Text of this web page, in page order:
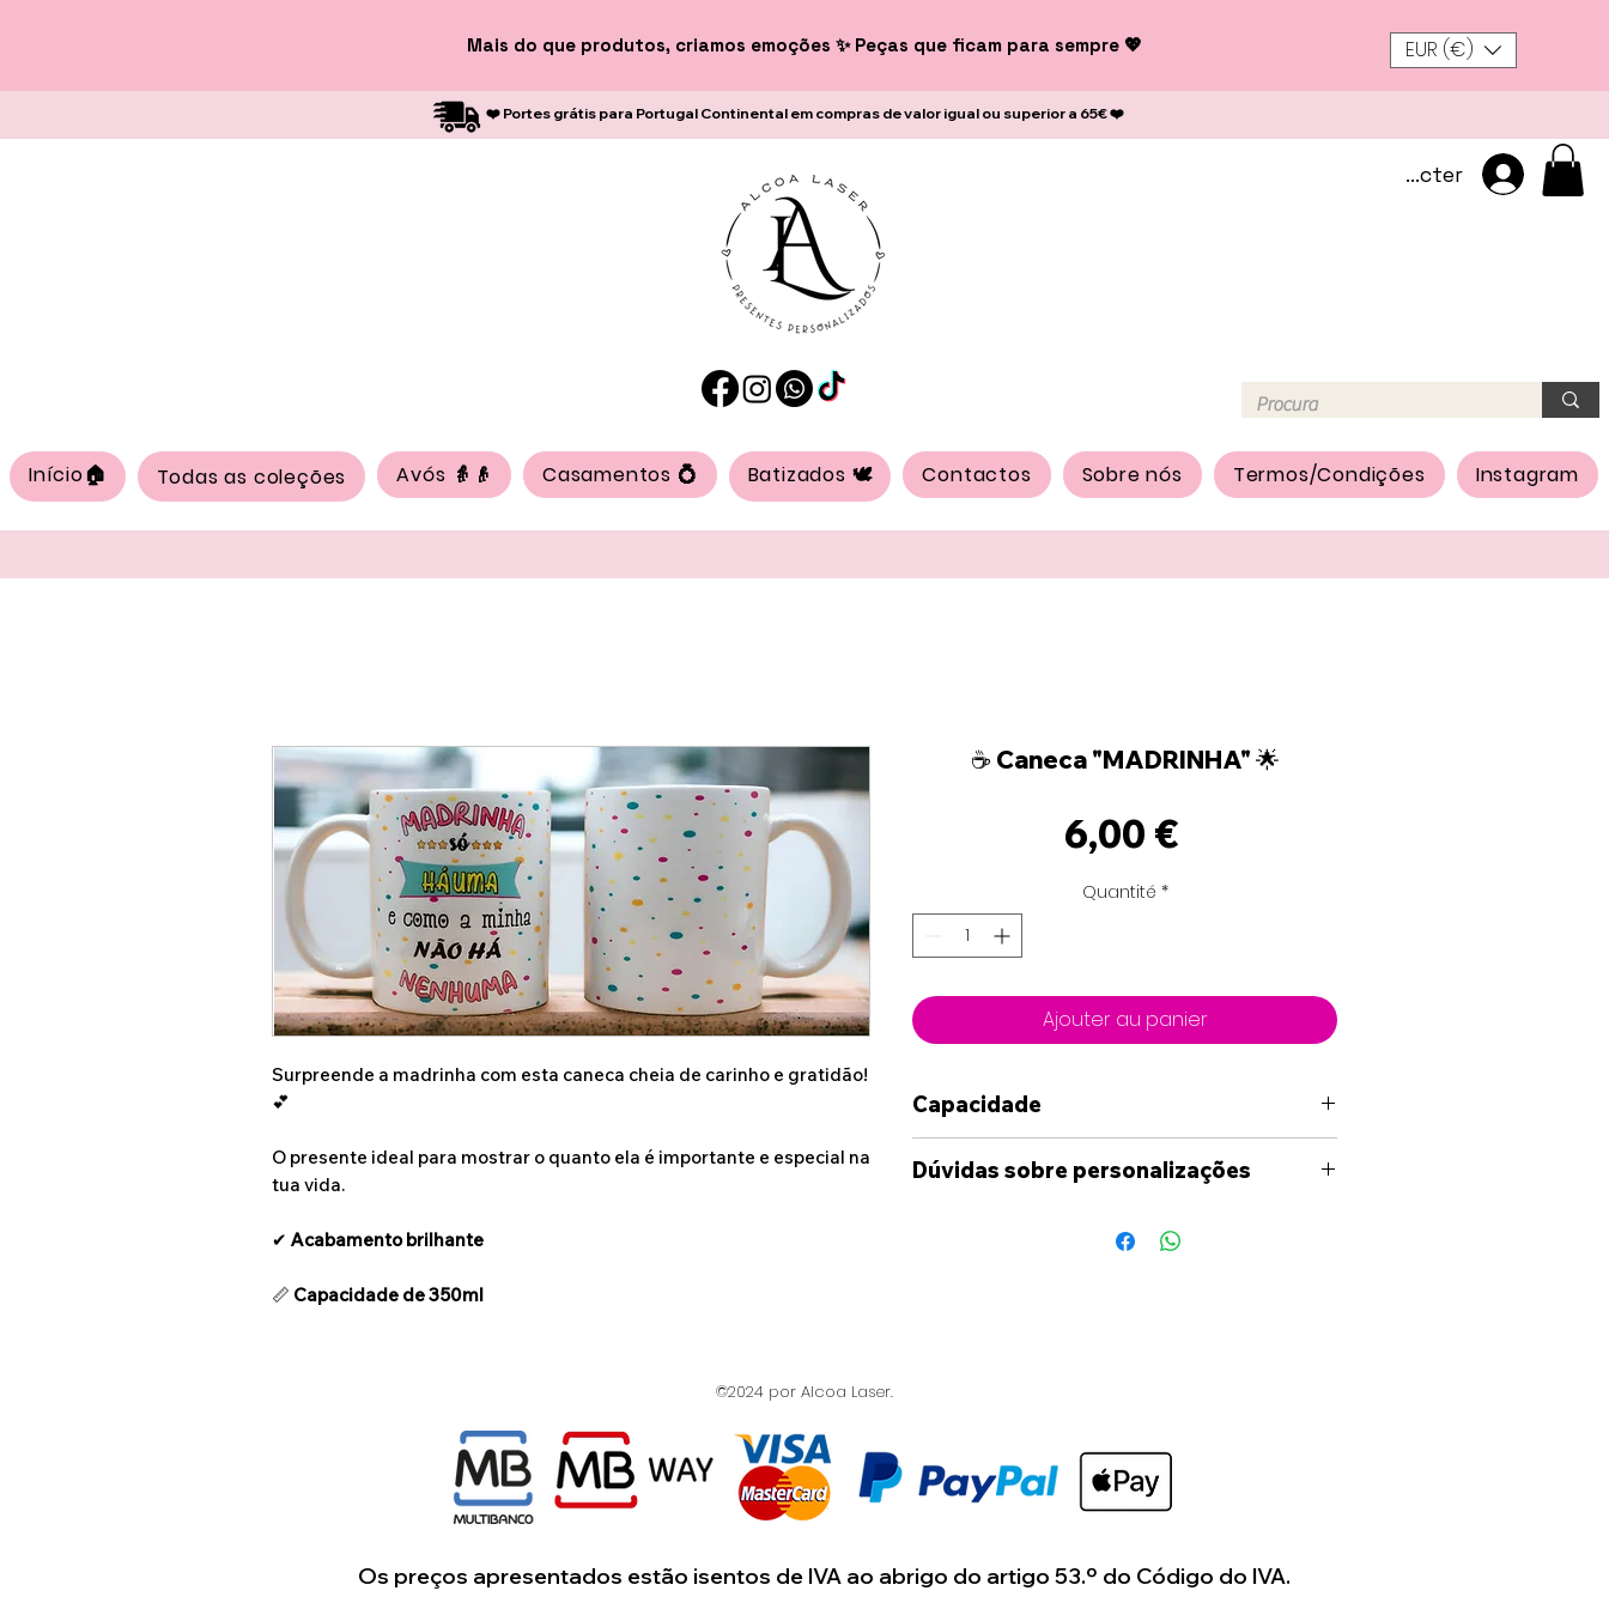
Mais do que produtos, criamos emoções ✨ Peças que ficam para sempre 💖 EUR (€)
❤️ Portes grátis para Portugal Continental em compras de valor igual ou superior a 65€ ❤️
Se connecter
Início🏠 Todas as coleções Avós 👵👴 Casamentos 💍 Batizados 🕊️ Contactos Sobre nós Termos/Condições Instagram
Surpreende a madrinha com esta caneca cheia de carinho e gratidão!
💕
O presente ideal para mostrar o quanto ela é importante e especial na
tua vida.
✔ Acabamento brilhante
📏 Capacidade de 350ml
☕ Caneca "MADRINHA" 🌟
6,00 €
Quantité *
Ajouter au panier
Capacidade
350ml
Dúvidas sobre personalizações
das opções disponíveis no site, por favor
enviada uma maquete em formato digital,
onde terá uma ideia de como ficará o seu
artigo.
Estamos dispostos a colaborar consigo
©2024 por Alcoa Laser.
Os preços apresentados estão isentos de IVA ao abrigo do artigo 53.º do Código do IVA.